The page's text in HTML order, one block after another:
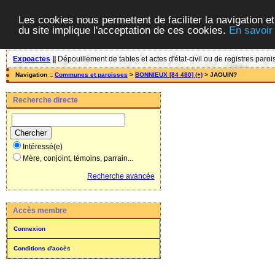
Les cookies nous permettent de faciliter la navigation
du site implique l'acceptation de ces cookies. En
Expoactes Dépouillement de tables et actes d'état-civil ou de registres
Navigation :: Communes et paroisses > BONNIEUX [84 480] (+) > JAOUIN?
Recherche directe
Intéressé(e)
Mère, conjoint, témoins, parrain...
Recherche avancée
Accès membre
Connexion
Conditions d'accès